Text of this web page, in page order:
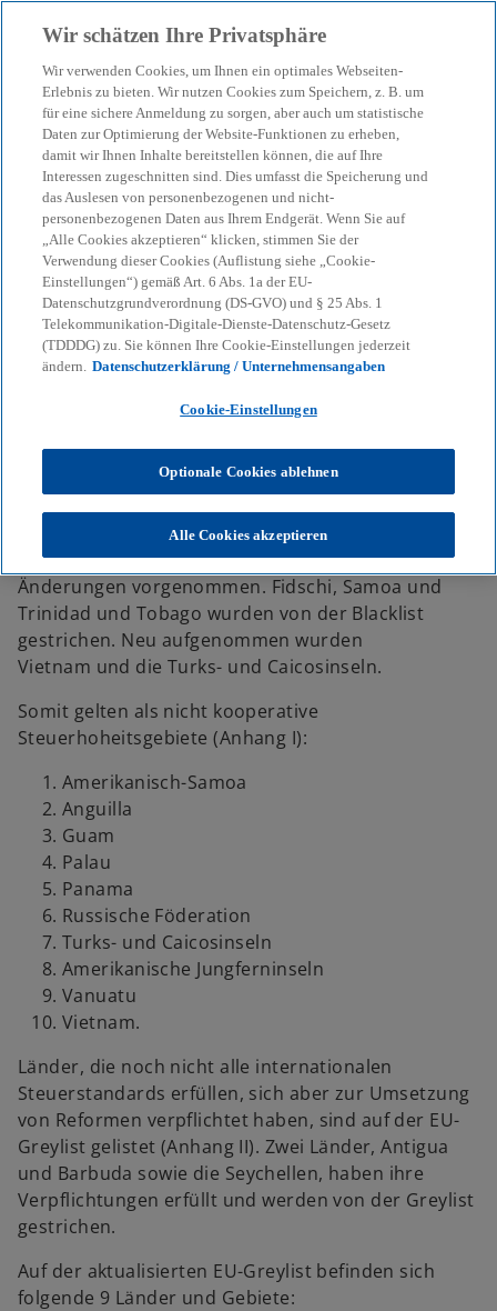
menu search
KPMG Tax News
Turnusmäßige
Aktualisierung der EU-
Blacklist (Februar 2026)
Rat der Europäischen Union, Pressemitteilung v.
17.02.2026
Turnusmäßige Aktualisierung der EU-Blacklist (Februar 2026)
Der ECOFIN hat in seiner Sitzung am 17. Februar
2026 die sog. EU Blacklist - Liste der nicht
kooperativen Steuerhoheitsgebiete - geprüft und
Änderungen vorgenommen. Fidschi, Samoa und
Trinidad und Tobago wurden von der Blacklist
gestrichen. Neu aufgenommen wurden
Vietnam und die Turks- und Caicosinseln.
Somit gelten als nicht kooperative
Steuerhoheitsgebiete (Anhang I):
Amerikanisch-Samoa
Anguilla
Guam
Palau
Panama
Russische Föderation
Turks- und Caicosinseln
Amerikanische Jungferninseln
Vanuatu
Vietnam.
Länder, die noch nicht alle internationalen
Steuerstandards erfüllen, sich aber zur Umsetzung
von Reformen verpflichtet haben, sind auf der EU-
Greylist gelistet (Anhang II). Zwei Länder, Antigua
und Barbuda sowie die Seychellen, haben ihre
Verpflichtungen erfüllt und werden von der Greylist
gestrichen.
Auf der aktualisierten EU-Greylist befinden sich
folgende 9 Länder und Gebiete:
Wir schätzen Ihre Privatsphäre
Wir verwenden Cookies, um Ihnen ein optimales Webseiten-
Erlebnis zu bieten. Wir nutzen Cookies zum Speichern, z. B. um
für eine sichere Anmeldung zu sorgen, aber auch um statistische
Daten zur Optimierung der Website-Funktionen zu erheben,
damit wir Ihnen Inhalte bereitstellen können, die auf Ihre
Interessen zugeschnitten sind. Dies umfasst die Speicherung und
das Auslesen von personenbezogenen und nicht-
personenbezogenen Daten aus Ihrem Endgerät. Wenn Sie auf
„Alle Cookies akzeptieren“ klicken, stimmen Sie der
Verwendung dieser Cookies (Auflistung siehe „Cookie-
Einstellungen“) gemäß Art. 6 Abs. 1a der EU-
Datenschutzgrundverordnung (DS-GVO) und § 25 Abs. 1
Telekommunikation-Digitale-Dienste-Datenschutz-Gesetz
(TDDDG) zu. Sie können Ihre Cookie-Einstellungen jederzeit
ändern. Datenschutzerklärung / Unternehmensangaben
Cookie-Einstellungen
Optionale Cookies ablehnen
Alle Cookies akzeptieren